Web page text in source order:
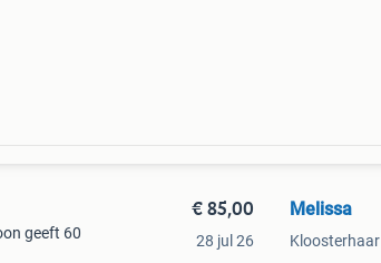
geeft 60
€ 85,00
28 jul 26
Melissa
Kloosterhaar